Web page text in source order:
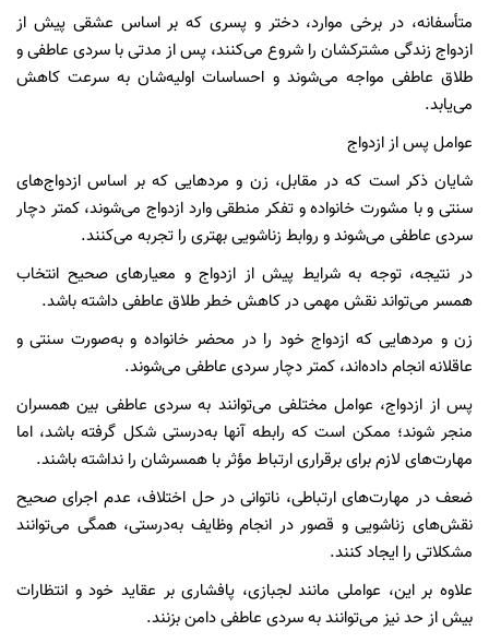
متأسفانه، در برخی موارد، دختر و پسری که بر اساس عشقی پیش از
ازدواج زندگی مشترکشان را شروع می‌کنند، پس از مدتی با سردی عاطفی و
طلاق عاطفی مواجه می‌شوند و احساسات اولیه‌شان به سرعت کاهش
می‌یابد.
عوامل پس از ازدواج
شایان ذکر است که در مقابل، زن و مردهایی که بر اساس ازدواج‌های
سنتی و با مشورت خانواده و تفکر منطقی وارد ازدواج می‌شوند، کمتر دچار
سردی عاطفی می‌شوند و روابط زناشویی بهتری را تجربه می‌کنند.
در نتیجه، توجه به شرایط پیش از ازدواج و معیارهای صحیح انتخاب
همسر می‌تواند نقش مهمی در کاهش خطر طلاق عاطفی داشته باشد.
زن و مردهایی که ازدواج خود را در محضر خانواده و به‌صورت سنتی و
عاقلانه انجام داده‌اند، کمتر دچار سردی عاطفی می‌شوند.
پس از ازدواج، عوامل مختلفی می‌توانند به سردی عاطفی بین همسران
منجر شوند؛ ممکن است که رابطه آنها به‌درستی شکل گرفته باشد، اما
مهارت‌های لازم برای برقراری ارتباط مؤثر با همسرشان را نداشته باشند.
ضعف در مهارت‌های ارتباطی، ناتوانی در حل اختلاف، عدم اجرای صحیح
نقش‌های زناشویی و قصور در انجام وظایف به‌درستی، همگی می‌توانند
مشکلاتی را ایجاد کنند.
علاوه بر این، عواملی مانند لجبازی، پافشاری بر عقاید خود و انتظارات
بیش از حد نیز می‌توانند به سردی عاطفی دامن بزنند.